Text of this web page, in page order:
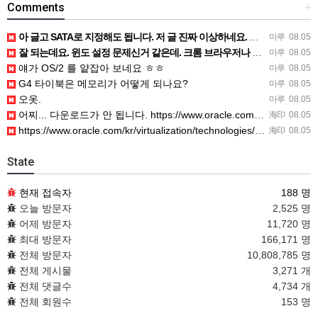
+
Comments
마루 08.05
아 글고 SATA로 지정해도 됩니다. 저 글 진짜 이상하네요. 옛날꺼 퍼와서 그런거 같은데요.
마루 08.05
잘 되는데요. 윈도 설정 문제신거 같은데. 크롬 브라우저나 파폭으로 해 보세요
마루 08.05
얘가 OS/2 를 얕잡아 보네요 ㅎㅎ
마루 08.05
G4 타이북은 메모리가 어떻게 되나요?
마루 08.05
오옷.
海印 08.05
어찌... 다운로드가 안 됩니다. https://www.oracle.com/kr/virtualization/…
海印 08.05
https://www.oracle.com/kr/virtualization/technologies/vm/dow…
State
현재 접속자
188 명
오늘 방문자
2,525 명
어제 방문자
11,720 명
최대 방문자
166,171 명
전체 방문자
10,808,785 명
전체 게시물
3,271 개
전체 댓글수
4,734 개
전체 회원수
153 명